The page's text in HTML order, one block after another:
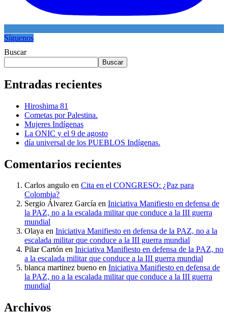
Síguenos
Buscar
Buscar
Entradas recientes
Hiroshima 81
Cometas por Palestina.
Mujeres Indígenas
La ONIC y el 9 de agosto
día universal de los PUEBLOS Indígenas.
Comentarios recientes
Carlos angulo en Cita en el CONGRESO: ¿Paz para
Colombia?
Sergio Álvarez García en Iniciativa Manifiesto en defensa de
la PAZ, no a la escalada militar que conduce a la III guerra
mundial
Olaya en Iniciativa Manifiesto en defensa de la PAZ, no a la
escalada militar que conduce a la III guerra mundial
Pilar Cartón en Iniciativa Manifiesto en defensa de la PAZ, no
a la escalada militar que conduce a la III guerra mundial
blanca martinez bueno en Iniciativa Manifiesto en defensa de
la PAZ, no a la escalada militar que conduce a la III guerra
mundial
Archivos